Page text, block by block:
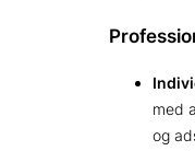
med
og